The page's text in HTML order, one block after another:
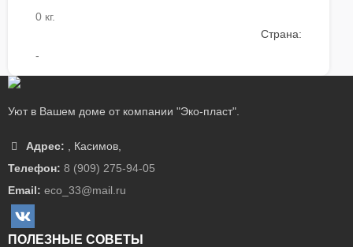
0 кг.
Страна:
-
Уют в Вашем доме от компании "Эко-пласт".
Адрес: Касимов
Телефон: 8 (909) 275-94-05
Email: eco_33@mail.ru
ПОЛЕЗНЫЕ СОВЕТЫ